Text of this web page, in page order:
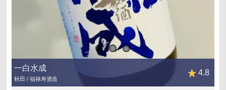
一白水成
秋田 / 福禄寿酒造
4.8